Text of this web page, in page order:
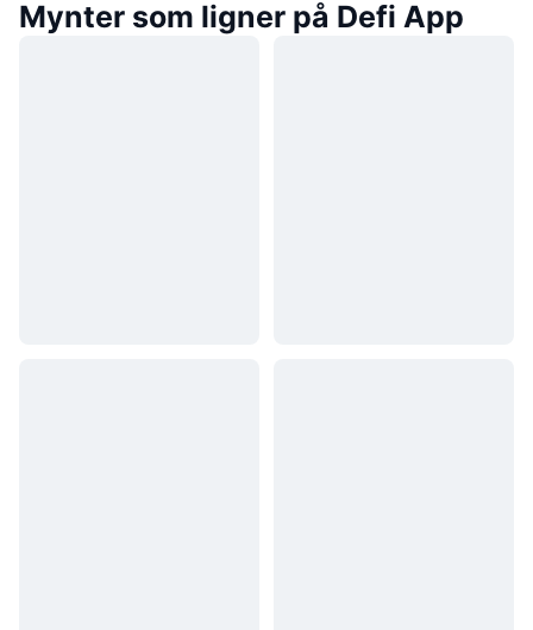
Mynter som ligner på Defi App